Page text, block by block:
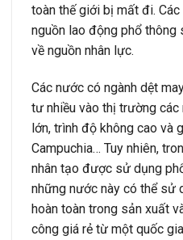
toàn thế giới bị mất đi.
nguồn lao động phổ thông
về nguồn nhân lực.
Các nước có ngành dệt
tư nhiều vào thị trường
lớn, trình độ không cao và
Campuchia… Tuy nhiên,
nhân tạo được sử dụng
những nước này có thể sử
hoàn toàn trong sản xuất
công giá rẻ từ một quốc